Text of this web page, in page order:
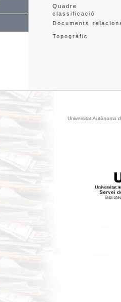
Quadre
classificació
Documents
Topogràfic
Universitat Autònoma